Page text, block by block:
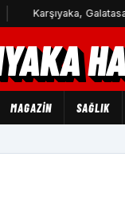
Karşıyaka, Galatasaray
MAGAZİN SAĞLIK